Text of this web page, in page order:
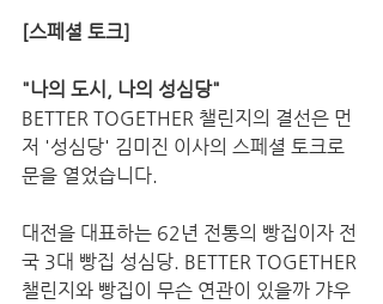
[스페셜 토크]
"나의 도시, 나의 성심당"
BETTER TOGETHER 챌린지의 결선은 먼
저 '성심당' 김미진 이사의 스페셜 토크로
문을 열었습니다.
대전을 대표하는 62년 전통의 빵집이자 전
국 3대 빵집 성심당. BETTER TOGETHER
챌린지와 빵집이 무슨 연관이 있을까 갸우